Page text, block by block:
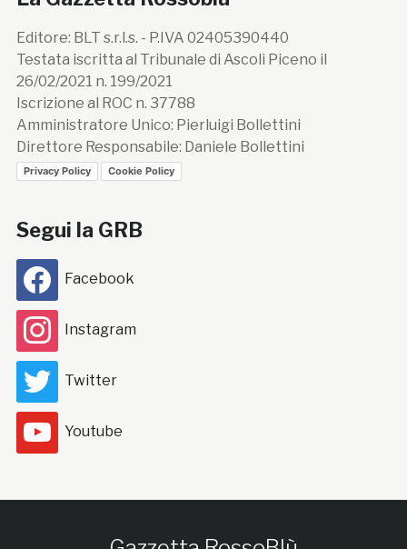
Editore: BLT s.r.l.s. - P.IVA 02405390440
Testata iscritta al Tribunale di Ascoli Piceno il
26/02/2021 n. 199/2021
Iscrizione al ROC n. 37788
Amministratore Unico: Pierluigi Bollettini
Direttore Responsabile: Daniele Bollettini
Privacy Policy Cookie Policy
Segui la GRB
Facebook
Instagram
Twitter
Youtube